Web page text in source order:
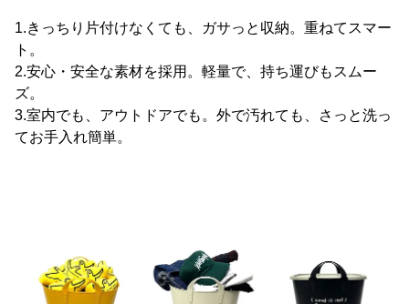
1.きっちり片付けなくても、ガサっと収納。重ねてスマー
ト。
2.安心・安全な素材を採用。軽量で、持ち運びもスムー
ズ。
3.室内でも、アウトドアでも。外で汚れても、さっと洗っ
てお手入れ簡単。